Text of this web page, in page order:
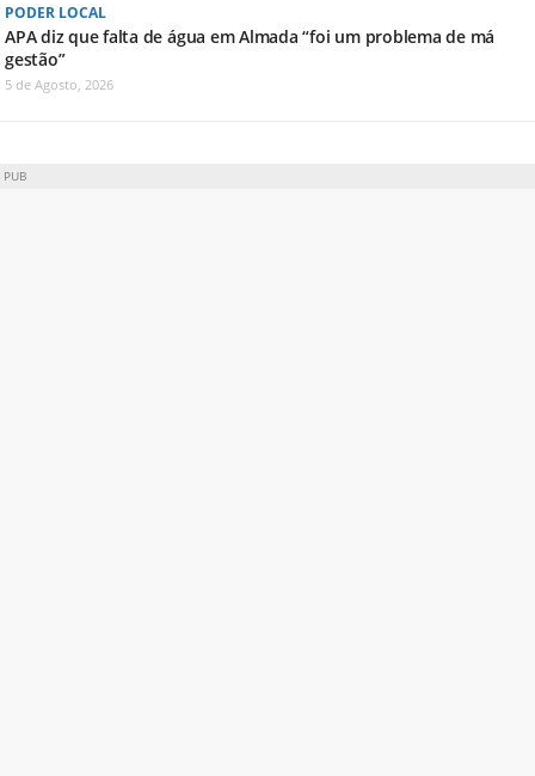
PODER LOCAL
APA diz que falta de água em Almada “foi um problema de má
gestão”
5 de Agosto, 2026
PUB